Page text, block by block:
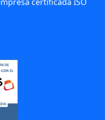
certificada ISO